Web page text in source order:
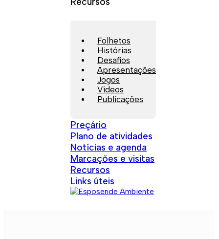
Folhetos
Histórias
Desafios
Apresentações
Jogos
Vídeos
Publicações
Preçário
Plano de atividades
Notícias e agenda
Marcações e visitas
Recursos
Links úteis